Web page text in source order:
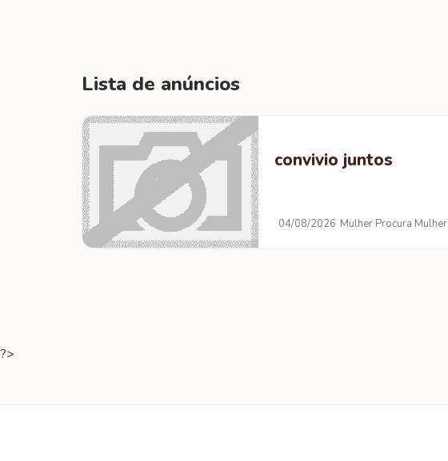
Lista de anúncios
convivio juntos
04/08/2026 Mulher Procura Mulher
?>